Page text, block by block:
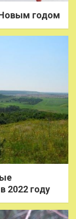
годом
2022 году